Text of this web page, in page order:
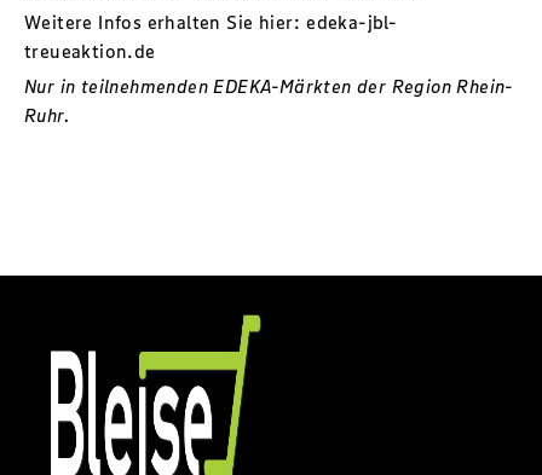
Weitere Infos erhalten Sie hier:edeka-jbl-
treueaktion.de
Nur in teilnehmenden EDEKA-Märkten der Region Rhein-
Ruhr.